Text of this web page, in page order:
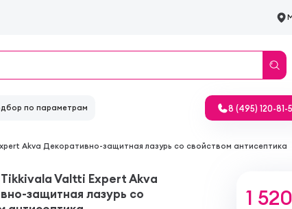
по параметрам 8 (495) 120-81-
Akva Декоративно-защитная лазурь со свойством антисептика
Valtti Expert Akva
защитная лазурь со
1